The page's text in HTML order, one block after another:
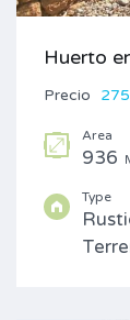
Huerto
Precio
Area
936
Type